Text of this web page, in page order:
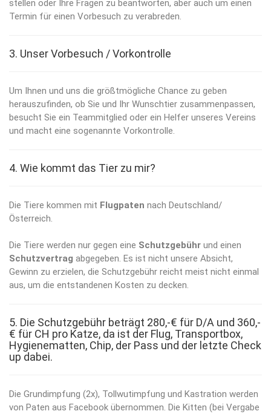
stellen oder Ihre Fragen zu beantworten, aber auch um einen
Termin für einen Vorbesuch zu verabreden.
3. Unser Vorbesuch / Vorkontrolle
Um Ihnen und uns die größtmögliche Chance zu geben
herauszufinden, ob Sie und Ihr Wunschtier zusammenpassen,
besucht Sie ein Teammitglied oder ein Helfer unseres Vereins
und macht eine sogenannte Vorkontrolle.
4. Wie kommt das Tier zu mir?
Die Tiere kommen mit Flugpaten nach Deutschland/
Österreich.
Die Tiere werden nur gegen eine Schutzgebühr und einen
Schutzvertrag abgegeben. Es ist nicht unsere Absicht,
Gewinn zu erzielen, die Schutzgebühr reicht meist nicht einmal
aus, um die entstandenen Kosten zu decken.
5. Die Schutzgebühr beträgt 280,-€ für D/A und 360,-
€ für CH pro Katze, da ist der Flug, Transportbox,
Hygienematten, Chip, der Pass und der letzte Check
up dabei.
Die Grundimpfung (2x), Tollwutimpfung und Kastration werden
von Paten aus Facebook übernommen. Die Kitten (bei Vergabe